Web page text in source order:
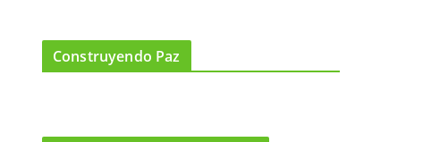
Construyendo Paz